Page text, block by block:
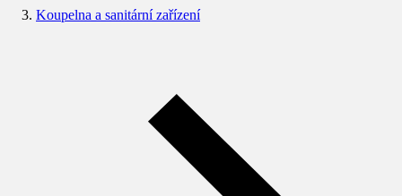
Koupelna a sanitární zařízení